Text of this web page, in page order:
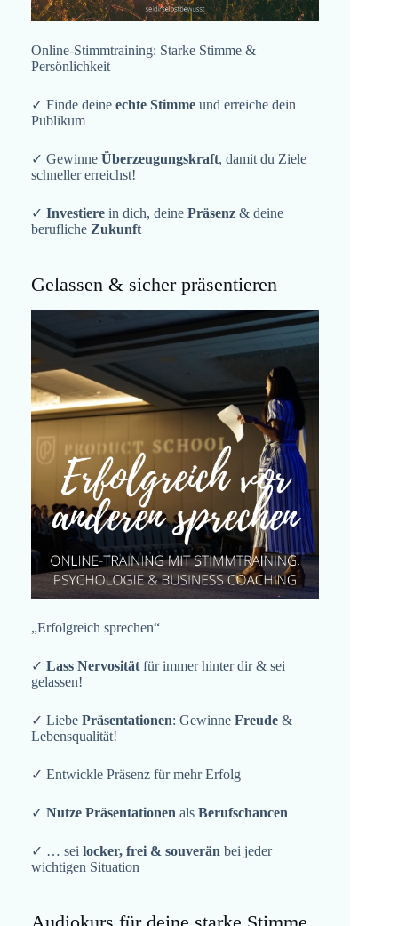
Online-Stimmtraining: Starke Stimme &
Persönlichkeit
✓ Finde deine echte Stimme und erreiche dein
Publikum
✓ Gewinne Überzeugungskraft, damit du Ziele
schneller erreichst!
✓ Investiere in dich, deine Präsenz & deine
berufliche Zukunft
Gelassen & sicher präsentieren
„Erfolgreich sprechen“
✓ Lass Nervositätfür immer hinter dir & sei
gelassen!
✓ Liebe Präsentationen: Gewinne Freude &
Lebensqualität!
✓ Entwickle Präsenz für mehr Erfolg
✓ Nutze Präsentationen als Berufschancen
✓ … sei locker, frei & souverän bei jeder
wichtigen Situation